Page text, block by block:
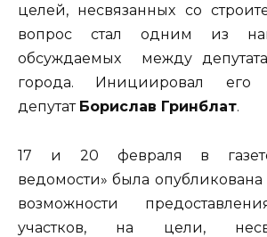
целей, несвязанных со
вопрос стал одним из
обсуждаемых между
города. Инициировал его
депутат Борислав Гринблат.
17 и 20 февраля в газете
ведомости» была
возможности
участков, на цели,